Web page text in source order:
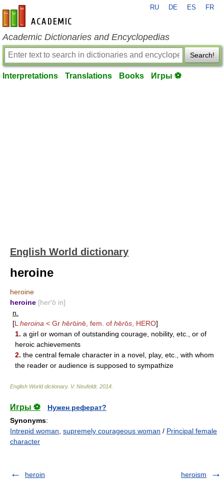
en-academic.com
RU DE ES FR
Academic Dictionaries and Encyclopedias
Search!
Interpretations Translations Books Игры ⚽
English World dictionary
heroine
heroine
heroine [her′ō in]
n.
[L heroina < Gr hērōinē, fem. of hērōs HERO]
1. a girl or woman of outstanding courage, nobility, etc., or of
heroic achievements
2. the central female character in a novel, play, etc., with whom
the reader or audience is supposed to sympathize
English World dictionary. V. Neufeldt. 2014
Игры ⚽
Нужен реферат?
Synonyms:
Intrepid woman supremely courageous woman / Principal female
character
heroin heroism